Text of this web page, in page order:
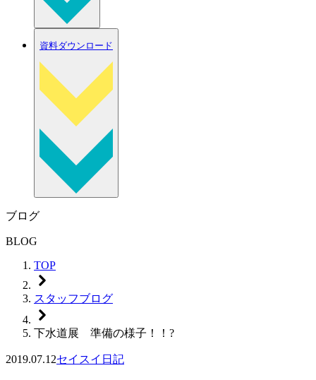
資料ダウンロード
ブログ
BLOG
TOP
スタッフブログ
下水道展 準備の様子！！?
2019.07.12セイスイ日記